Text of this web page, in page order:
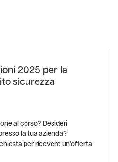
2025 per la
sicurezza
al corso? Desideri
la tua azienda?
per ricevere un’offerta